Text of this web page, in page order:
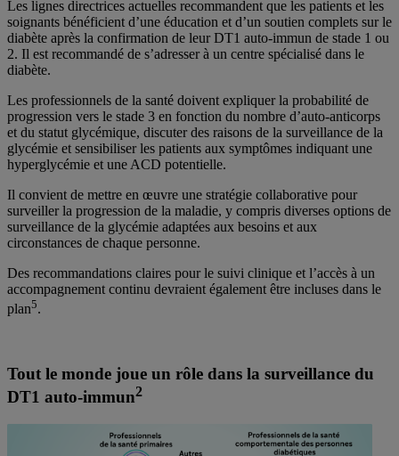
Les lignes directrices actuelles recommandent que les patients et les
soignants bénéficient d’une éducation et d’un soutien complets sur le
diabète après la confirmation de leur DT1 auto-immun de stade 1 ou
2. Il est recommandé de s’adresser à un centre spécialisé dans le
diabète.
Les professionnels de la santé doivent expliquer la probabilité de
progression vers le stade 3 en fonction du nombre d’auto-anticorps
et du statut glycémique, discuter des raisons de la surveillance de la
glycémie et sensibiliser les patients aux symptômes indiquant une
hyperglycémie et une ACD potentielle.
Il convient de mettre en œuvre une stratégie collaborative pour
surveiller la progression de la maladie, y compris diverses options de
surveillance de la glycémie adaptées aux besoins et aux
circonstances de chaque personne.
Des recommandations claires pour le suivi clinique et l’accès à un
accompagnement continu devraient également être incluses dans le
plan5.
Tout le monde joue un rôle dans la surveillance du
DT1 auto-immun2